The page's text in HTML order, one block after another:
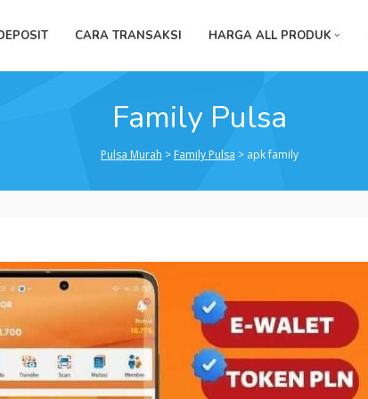
CARA TRANSAKSI HARGA ALL PRODUK
Family Pulsa
Pulsa Murah > Family Pulsa > apk family
apk